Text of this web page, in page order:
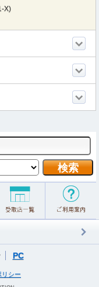
X)
PC
リシー